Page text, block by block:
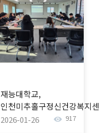
재능대학교,
인천미추홀구정신건강복지센
2026-01-26 917